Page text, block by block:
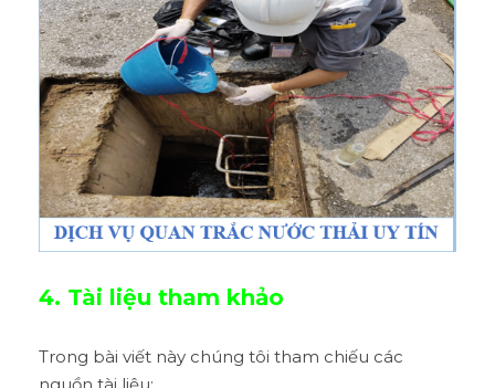
4. Tài liệu tham khảo
Trong bài viết này chúng tôi tham chiếu các